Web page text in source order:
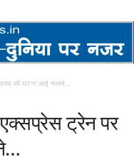
की घटना आई सामने…
ट्रेन पर